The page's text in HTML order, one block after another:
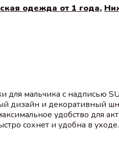
одежда от 1 года,
для мальчика с надписью
дизайн и декоративный
удобство для
сохнет и удобна в